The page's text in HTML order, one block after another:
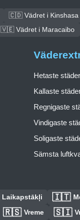
🇨🇩 Vädret i Kinshasa
🇻🇪 Vädret i Maracaibo
Hetaste
Kallaste
Regnigaste
Vindigaste
Soligaste
Sämsta
Laikapstākļi 🇮🇹
🇷🇸 Vreme 🇸🇮